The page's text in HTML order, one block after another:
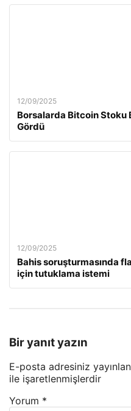
12/09/2025
Borsalarda Bitcoin Stoku
Gördü
12/09/2025
Bahis soruşturmasında
için tutuklama istemi
Bir yanıt yazın
E-posta adresiniz
ile işaretlenmişlerdir
Yorum *